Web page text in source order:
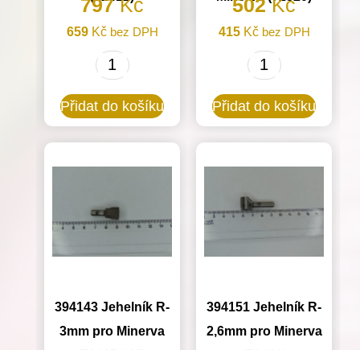
797Kč
659 Kčbez DPH
394074
R-
(72412)
množství
Přidat do košíku
502Kč
415 Kčbez DPH
394089
na
pro
(72520)
Přidat do košíku
394143 Jehelník R-
3mm pro Minerva
394151 Jehelník R-
2,6mm pro Minerva